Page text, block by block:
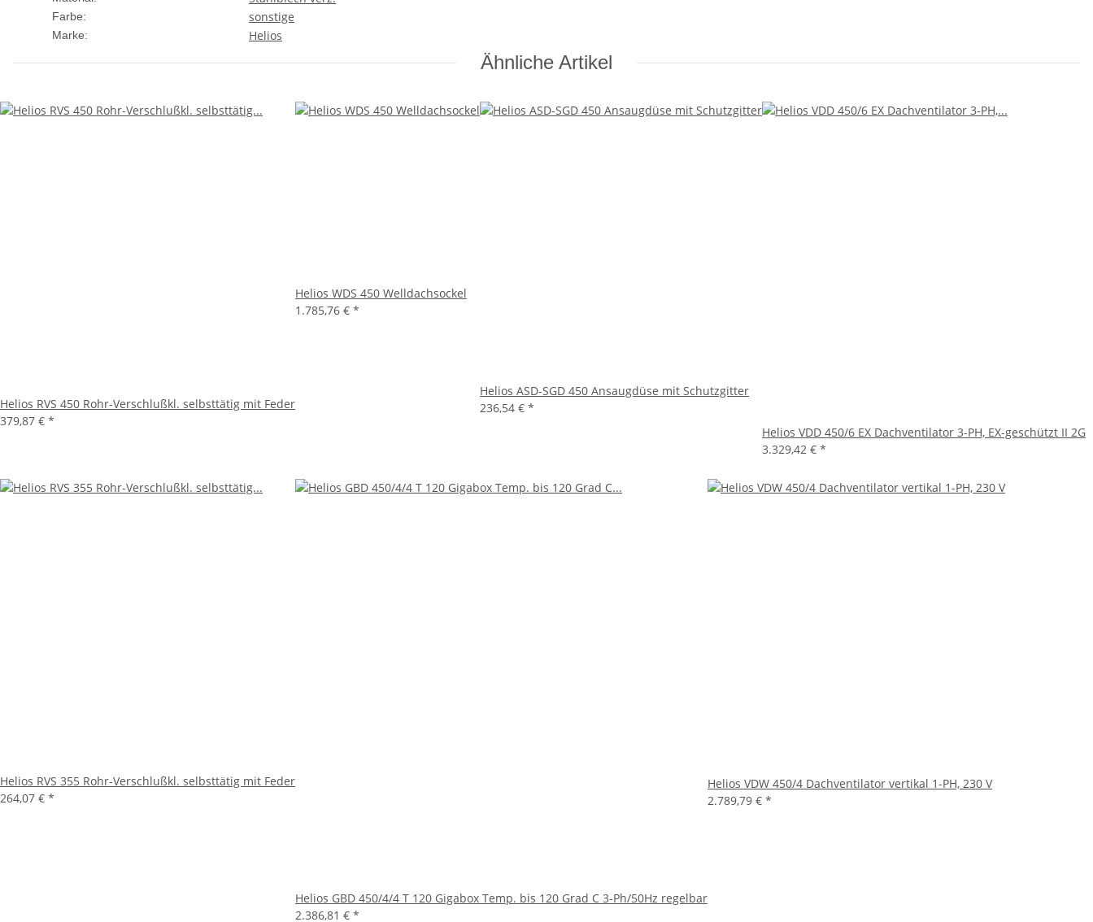
Farbe: sonstige
Marke: Helios
Ähnliche Artikel
Helios RVS 450 Rohr-Verschlußkl. selbsttätig mit Feder
379,87 € *
Helios WDS 450 Welldachsockel
1.785,76 € *
Helios ASD-SGD 450 Ansaugdüse mit Schutzgitter
236,54 € *
Helios VDD 450/6 EX Dachventilator 3-PH, EX-geschützt II 2G
3.329,42 € *
Helios RVS 355 Rohr-Verschlußkl. selbsttätig mit Feder
264,07 € *
Helios GBD 450/4/4 T 120 Gigabox Temp. bis 120 Grad C 3-Ph/50Hz regelbar
2.386,81 € *
Helios VDW 450/4 Dachventilator vertikal 1-PH, 230 V
2.789,79 € *